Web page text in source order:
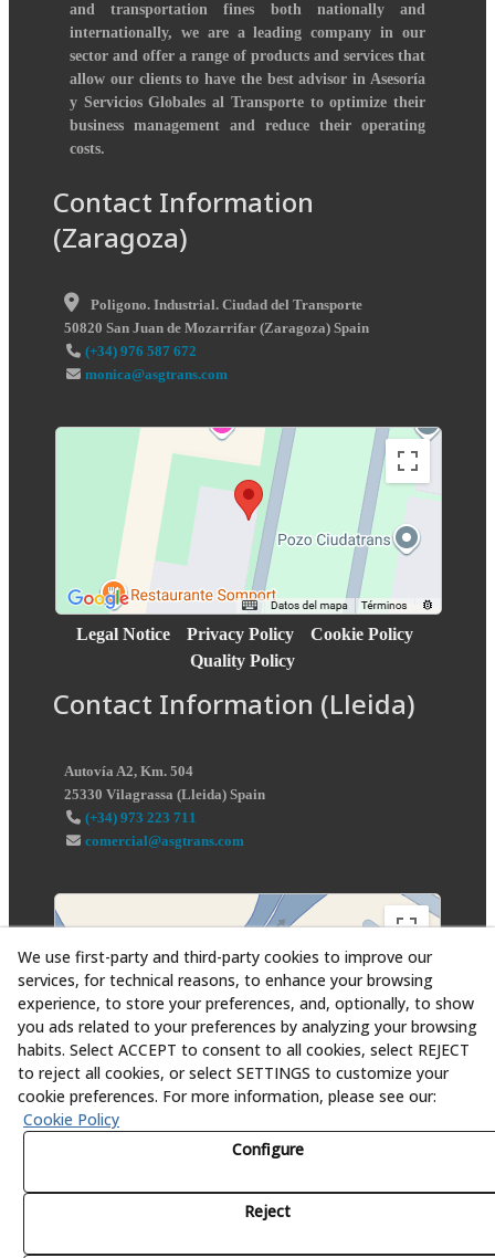
and transportation fines both nationally and
internationally, we are a leading company in our
sector and offer a range of products and services that
allow our clients to have the best advisor in Asesoría
y Servicios Globales al Transporte to optimize their
business management and reduce their operating
costs.
Contact Information
(Zaragoza)
Poligono. Industrial. Ciudad del Transporte
50820 San Juan de Mozarrifar (Zaragoza) Spain
(+34) 976 587 672
monica@asgtrans.com
Legal Notice Privacy Policy
Cookie Policy
Quality Policy
Contact Information (Lleida)
Autovía A2, Km. 504
25330 Vilagrassa (Lleida) Spain
(+34) 973 223 711
comercial@asgtrans.com
We use first-party and third-party cookies to improve our
services, for technical reasons, to enhance your browsing
experience, to store your preferences, and, optionally, to show
you ads related to your preferences by analyzing your browsing
habits. Select ACCEPT to consent to all cookies, select REJECT
to reject all cookies, or select SETTINGS to customize your
cookie preferences. For more information, please see our:
Cookie Policy
Configure
Reject